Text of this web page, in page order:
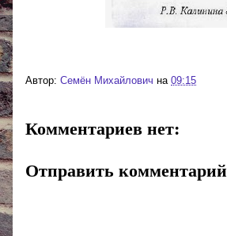
Автор: Cемён Михайлович на 09:15
Комментариев нет:
Отправить комментарий